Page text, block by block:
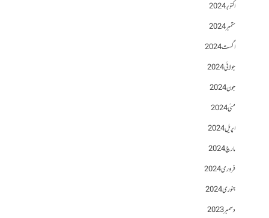
اکتوبر 2024
ستمبر 2024
اگست 2024
جولائی 2024
جون 2024
مئی 2024
اپریل 2024
مارچ 2024
فروری 2024
جنوری 2024
دسمبر 2023